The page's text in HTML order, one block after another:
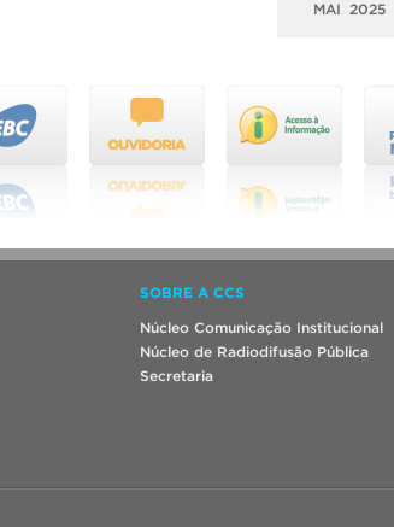
MAI
2025
SOBRE A CCS
Núcleo Comunicação Institucional
Núcleo de Radiodifusão Pública
Secretaria